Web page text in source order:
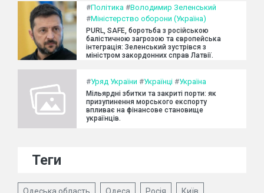
#Політика #Володимир Зеленський
#Міністерство оборони (Україна)
PURL, SAFE, боротьба з російською
балістичною загрозою та європейська
інтеграція: Зеленський зустрівся з
міністром закордонних справ Латвії.
#Уряд України #Українці #Україна
Мільярдні збитки та закриті порти: як
призупинення морського експорту
впливає на фінансове становище
українців.
Теги